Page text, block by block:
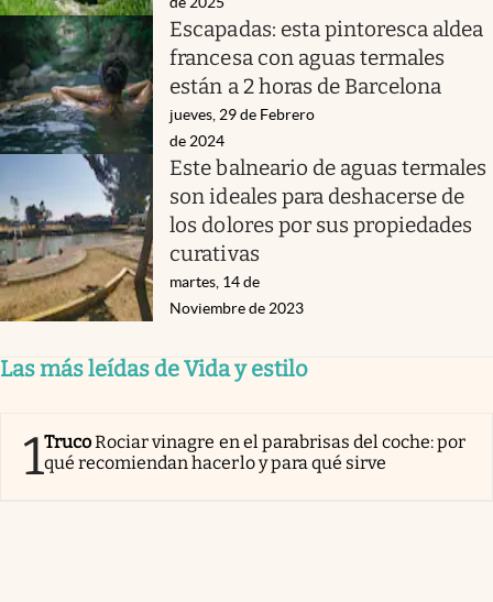
Escapadas: esta pintoresca aldea
francesa con aguas termales
están a 2 horas de Barcelona
jueves, 29 de Febrero
de 2024
Este balneario de aguas termales
son ideales para deshacerse de
los dolores por sus propiedades
curativas
martes, 14 de
Noviembre de 2023
Las más leídas de Vida y estilo
1TrucoRociar vinagre en el parabrisas del coche: por
qué recomiendan hacerlo y para qué sirve